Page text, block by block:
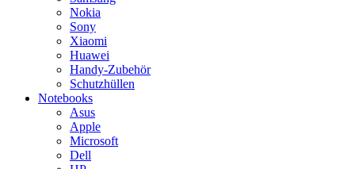
Nokia
Sony
Xiaomi
Huawei
Handy-Zubehör
Schutzhüllen
Notebooks
Asus
Apple
Microsoft
Dell